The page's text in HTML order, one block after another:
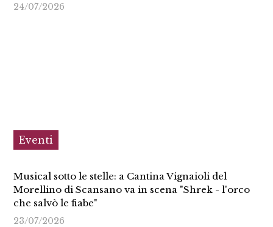
24/07/2026
Eventi
Musical sotto le stelle: a Cantina Vignaioli del
Morellino di Scansano va in scena "Shrek - l'orco
che salvò le fiabe"
23/07/2026